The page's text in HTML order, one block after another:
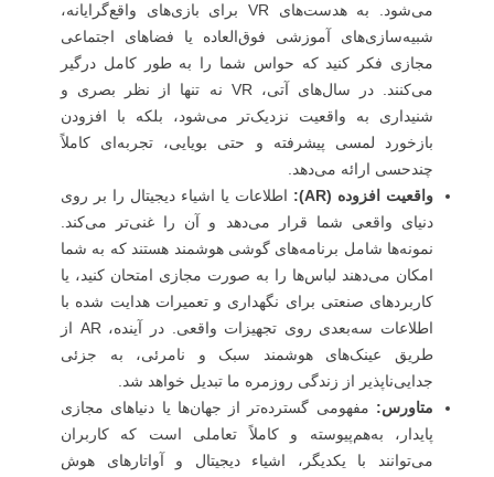
می‌شود. به هدست‌های VR برای بازی‌های واقع‌گرایانه،
شبیه‌سازی‌های آموزشی فوق‌العاده یا فضاهای اجتماعی
مجازی فکر کنید که حواس شما را به طور کامل درگیر
می‌کنند. در سال‌های آتی، VR نه تنها از نظر بصری و
شنیداری به واقعیت نزدیک‌تر می‌شود، بلکه با افزودن
بازخورد لمسی پیشرفته و حتی بویایی، تجربه‌ای کاملاً
چندحسی ارائه می‌دهد.
واقعیت افزوده (AR):
اطلاعات یا اشیاء دیجیتال را بر روی
دنیای واقعی شما قرار می‌دهد و آن را غنی‌تر می‌کند.
نمونه‌ها شامل برنامه‌های گوشی هوشمند هستند که به شما
امکان می‌دهند لباس‌ها را به صورت مجازی امتحان کنید، یا
کاربردهای صنعتی برای نگهداری و تعمیرات هدایت‌ شده با
اطلاعات سه‌بعدی روی تجهیزات واقعی. در آینده، AR از
طریق عینک‌های هوشمند سبک و نامرئی، به جزئی
جدایی‌ناپذیر از زندگی روزمره ما تبدیل خواهد شد.
متاورس: مفهومی گسترده‌تر از جهان‌ها یا دنیاهای مجازی
پایدار، به‌هم‌پیوسته و کاملاً تعاملی است که کاربران
می‌توانند با یکدیگر، اشیاء دیجیتال و آواتارهای هوش